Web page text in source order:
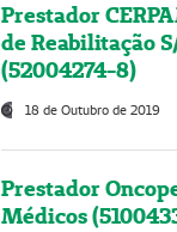
Prestador
de Reabilitação
(52004274-8)
18 de Outubro de 2019
Prestador
Médicos